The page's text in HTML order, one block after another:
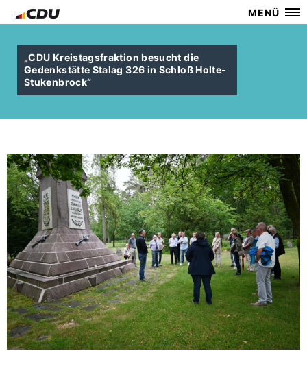
MENÜ
CDU Kreistagsfraktion besucht die
Gedenkstätte Stalag 326 in Schloß Holte-
Stukenbrock“